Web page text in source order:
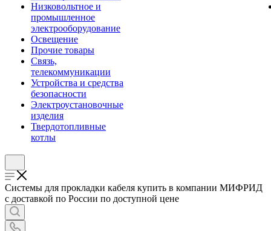
Низковольтное и
промышленное
электрооборудование
Освещение
Прочие товары
Связь,
телекоммуникации
Устройства и средства
безопасности
Электроустановочные
изделия
Твердотопливные
котлы
Системы для прокладки кабеля купить в компании МИФРИД
с доставкой по России по доступной цене